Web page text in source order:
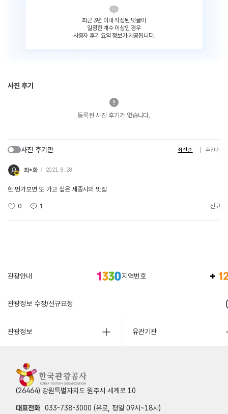
최근 3년 이내 작성된 댓글이
일정한 개수 이상인 경우
사용자 후기 요약 정보가 제공됩니다.
사진 후기
등록된 사진 후기가 없습니다.
사진 후기만 최신순 추천순
최*화 2021. 8. 28.
한 번가보면 또 가고 싶은 세종시의 맛집
0 1 신고
관광안내 지역번호
관광정보 수정/신규요청
관광정보 유관기관
(26464) 강원특별자치도 원주시 세계로 10
대표전화 033-738-3000 (유료, 평일 09시~18시)